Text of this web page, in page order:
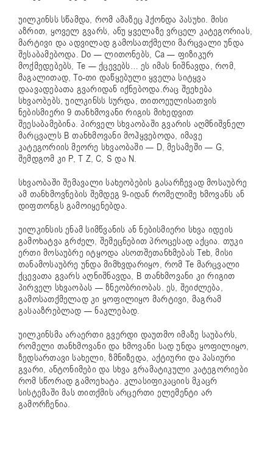
უილკინსს სწამდა, რომ ამაზეც ჰქონდა პასუხი. მისი
აზრით, ყოველ გვარს, ანუ ყველაზე ვრცელ კატეგორიას,
მარტივი და ადვილად გამოსათქმელი მარცვალი უნდა
შესაბამებოდა. Do — ლითონებს, Ca — ფიზიკურ
მოქმედებებს, Te — ქცევებს… ეს იმას ნიშნავდა, რომ,
მაგალითად, To-თი დაწყებული ყველა სიტყვა
დაავადებათა გვარიდან იქნებოდა.რაც შეეხება
სხვაობებს, უილკინსს სურდა, თითოეულისათვის
ნებისმიერი 9 თანხმოვანი რიგის მიხედვით
შეესაბამებინა. პირველ სხვაობაში გვარის აღმნიშვნელ
მარცვალს B თანხმოვანი მოჰყვებოდა, იმავე
კატეგორიის მეორე სხვაობაში — D, მესამეში — G,
შემდგომ კი P, T Z, C, S და N.
სხვაობაში შემავალი სახეობების გასარჩევად მოსაუბრე
ამ თანხმოვნების შემდეგ 9-იდან რომელიმე ხმოვანს ან
დიფთონგს გამოიყენებდა.
უილკინსის ენამ სიმწვანის ან ნებისმიერი სხვა იდეის
გამოხატვა გრძელ, შემეცნებით პროცესად აქცია. თუკი
ერთი მოსაუბრე იტყოდა ასოთშეთანხმებას Teb, მისი
თანამოსაუბრე უნდა მიმხვდარიყო, რომ Te მარცვალი
ქცევათა გვარს აღნიშნავდა, B თანხმოვანი კი რიგით
პირველ სხვაობას — ზნეობრიობას. ეს, შეიძლება,
გამოსათქმელად კი ყოფილიყო მარტივი, მაგრამ
გასააზრებლად — ნაკლებად.
უილკინსმა არაერთი გვერდი დაუთმო იმაზე საუბარს,
რომელი თანხმოვანი და ხმოვანი სად უნდა ყოფილიყო,
ზედსართავი სახელი, ზმნიზედა, აქტიური და პასიური
გვარი, ანტონიმები და სხვა გრამატიკული კატეგორიები
რომ სწორად გამოეხატა. კლასიფიკაციის მკაცრ
სისტემაში მას თითქმის არცერთი ელემენტი არ
გამორჩენია.